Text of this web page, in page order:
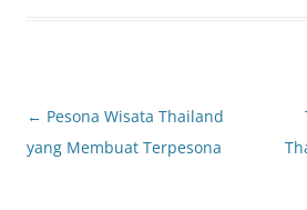
Post
navigation
← Pesona Wisata Thailand
yang Membuat Terpesona